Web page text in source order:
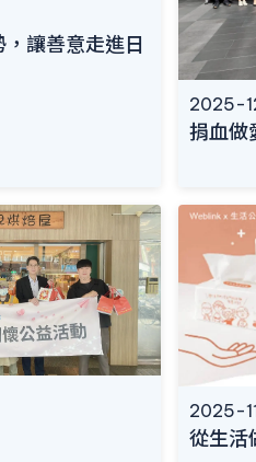
讓善意走進日
2025-
捐血做
2025-
從生活